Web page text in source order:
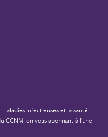
infectieuses et la santé
CCNMI en vous abonnant à l’une